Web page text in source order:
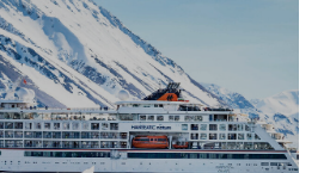
nach Polarlichtern